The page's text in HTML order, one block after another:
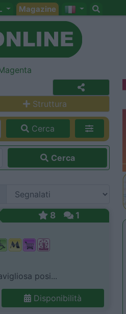
Magazine
Struttura
Cerca
Cerca
8 1
posi...
Disponibilità